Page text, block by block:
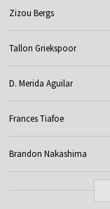
Zizou Bergs
Tallon Griekspoor
D. Merida Aguilar
Frances Tiafoe
Brandon Nakashima